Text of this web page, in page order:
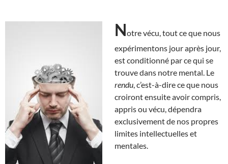
Notre vécu, tout ce que nous
expérimentons jour après jour,
est conditionné par ce qui se
trouve dans notre mental. Le
rendu , c’est-à-dire ce que nous
croiront ensuite avoir compris,
appris ou vécu, dépendra
exclusivement de nos propres
limites intellectuelles et
mentales.